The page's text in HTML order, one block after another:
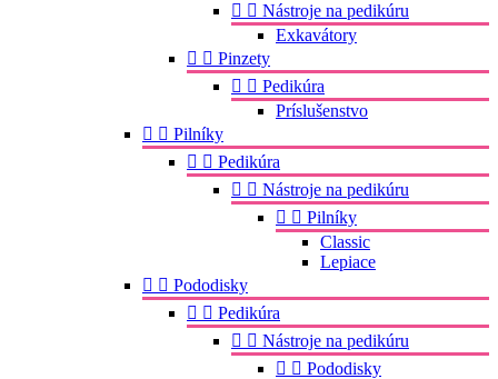
  Nástroje na pedikúru
Exkavátory
  Pinzety
  Pedikúra
Príslušenstvo
  Pilníky
  Pedikúra
  Nástroje na pedikúru
  Pilníky
Classic
Lepiace
  Pododisky
  Pedikúra
  Nástroje na pedikúru
  Pododisky